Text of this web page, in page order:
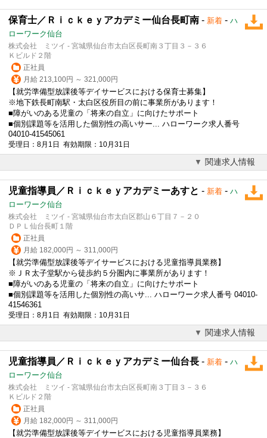
保育士／Ｒｉｃｋｅｙアカデミー仙台長町南 - 新着 - ハ
ローワーク仙台
株式会社 ミツイ - 宮城県仙台市太白区長町南３丁目３－３６
Ｋビルド２階
正社員
月給 213,100円 ～ 321,000円
【就労準備型放課後等デイサービス における保育士募集】
※地下鉄長町南駅・太白区役所目の前に事業所があります！
■障がいのある児童の「将来の自立」に向けたサポート
■個別課題等を活用した個別性の高いサー... ハローワーク求人番号
04010-41545061
受理日：8月1日 有効期限：10月31日
関連求人情報
児童指導員／Ｒｉｃｋｅｙアカデミーあすと - 新着 - ハ
ローワーク仙台
株式会社 ミツイ - 宮城県仙台市太白区郡山６丁目７－２０
ＤＰＬ仙台長町１階
正社員
月給 182,000円 ～ 311,000円
【就労準備型放課後等デイサービス における児童指導員業務】
※ＪＲ太子堂駅から徒歩約５分圏内に事業所があります！
■障がいのある児童の「将来の自立」に向けたサポート
■個別課題等を活用した個別性の高いサ... ハローワーク求人番号 04010-
41546361
受理日：8月1日 有効期限：10月31日
関連求人情報
児童指導員／Ｒｉｃｋｅｙアカデミー仙台長 - 新着 - ハ
ローワーク仙台
株式会社 ミツイ - 宮城県仙台市太白区長町南３丁目３－３６
Ｋビルド２階
正社員
月給 182,000円 ～ 311,000円
【就労準備型放課後等デイサービス における児童指導員業務】